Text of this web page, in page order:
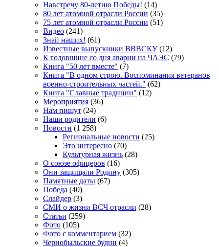
Навстречу 80-летию Победы! (14)
80 лет атомной отрасли России (35)
75 лет атомной отрасли России (51)
Видео (241)
Знай наших! (61)
Известные выпускники ВВВСКУ(12)
К годовщине со дня аварии на ЧАЭС (79)
Книга "50 лет вместе" (7)
Книга "В одном строю. Воспоминания ветеранов
военно-строительных частей." (62)
Книга "Славные традиции" (12)
Мероприятия (36)
Нам пишут (24)
Наши родители (6)
Новости (1 258)
Региональные новости (25)
Это интересно (70)
Культурная жизнь (28)
О союзе офицеров (16)
Они защищали Родину (305)
Памятные даты (67)
Победа (40)
Слайдер (3)
СМИ о жизни ВСЧ отрасли (28)
Статьи (259)
Фото (105)
Фото с комментарием (32)
Чернобыльские будни (4)